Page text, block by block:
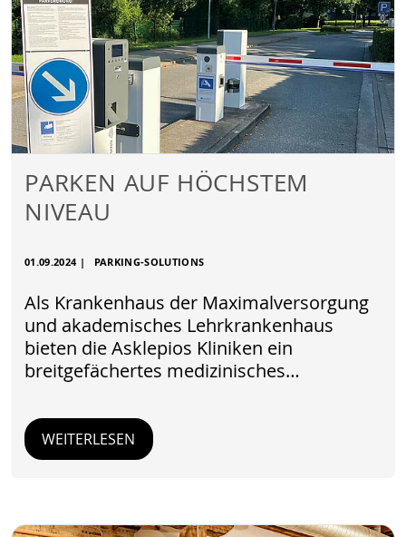
PARKEN AUF HÖCHSTEM
NIVEAU
01.09.2024 | PARKING-SOLUTIONS
Als Krankenhaus der Maximalversorgung
und akademisches Lehrkrankenhaus
bieten die Asklepios Kliniken ein
breitgefächertes medizinisches…
WEITERLESEN